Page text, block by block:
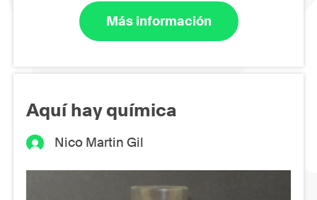
Más información
Aquí hay química
Nico Martin Gil